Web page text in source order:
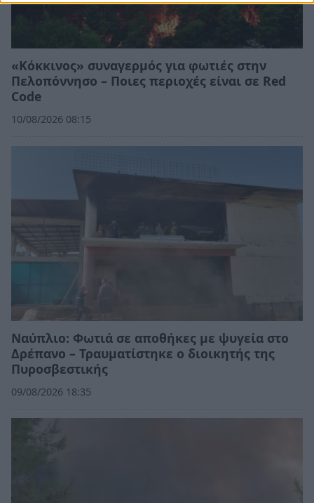
«Κόκκινος» συναγερμός για φωτιές στην
Πελοπόννησο – Ποιες περιοχές είναι σε Red
Code
10/08/2026 08:15
Ναύπλιο: Φωτιά σε αποθήκες με ψυγεία στο
Δρέπανο – Τραυματίστηκε ο διοικητής της
Πυροσβεστικής
09/08/2026 18:35